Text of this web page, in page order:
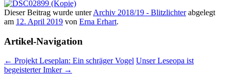
Dieser Beitrag wurde unterArchiv 2018/19 - Blitzlichterabgelegt
am 12. April 2019 von Erna Erhart.
Artikel-Navigation
← Projekt Leseplan: Ein schräger Vogel Unser Leseopa ist
begeisterter Imker →